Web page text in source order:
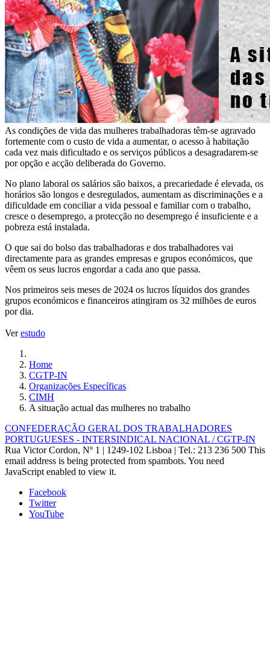
As condições de vida das mulheres trabalhadoras têm-se agravado
fortemente com o custo de vida a aumentar, o acesso à habitação
cada vez mais dificultado e os serviços públicos a desagradarem-se
por opção e acção deliberada do Governo.
No plano laboral os salários são baixos, a precariedade é elevada, os
horários são longos e desregulados, aumentam as discriminações e a
dificuldade em conciliar a vida pessoal e familiar com o trabalho,
cresce o desemprego, a protecção no desemprego é insuficiente e a
pobreza está instalada.
O que sai do bolso das trabalhadoras e dos trabalhadores vai
directamente para as grandes empresas e grupos económicos, que
vêem os seus lucros engordar a cada ano que passa.
Nos primeiros seis meses de 2024 os lucros líquidos dos grandes
grupos económicos e financeiros atingiram os 32 milhões de euros
por dia.
Verestudo
Home
CGTP-IN
Organizações Específicas
CIMH
A situação actual das mulheres no trabalho
CONFEDERAÇÃO GERAL DOS TRABALHADORES
PORTUGUESES - INTERSINDICAL NACIONAL / CGTP-IN
Rua Victor Cordon, Nº 1 | 1249-102 Lisboa | Tel.: 213 236 500 This
email address is being protected from spambots. You need
JavaScript enabled to view it.
Facebook
Twitter
YouTube